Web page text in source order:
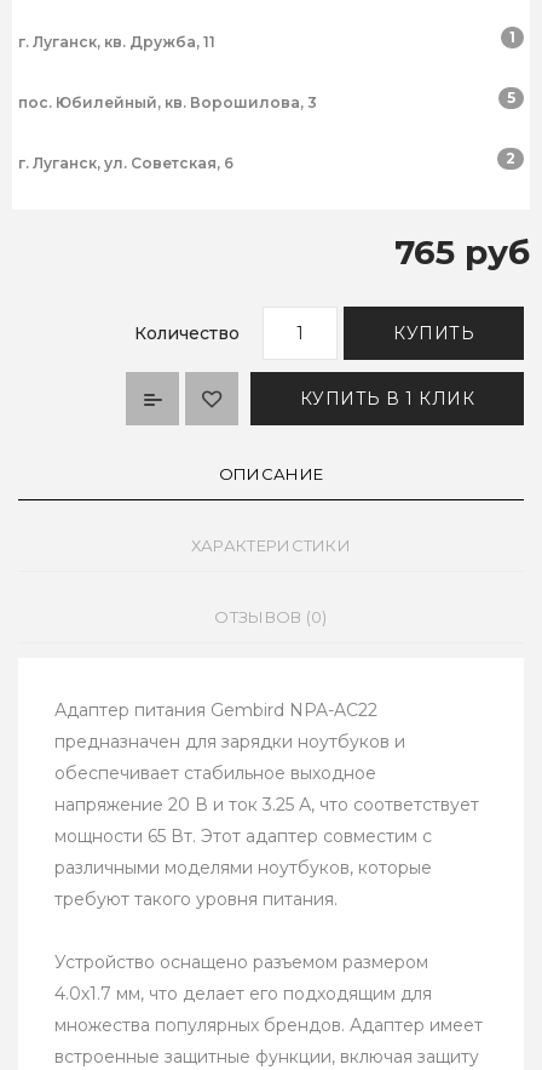
г. Луганск, кв. Дружба, 11 1
пос. Юбилейный, кв. Ворошилова, 3 5
г. Луганск, ул. Советская, 6 2
765 руб
Количество КУПИТЬ
КУПИТЬ В 1 КЛИК
ОПИСАНИЕ
ХАРАКТЕРИСТИКИ
ОТЗЫВОВ (0)
Адаптер питания Gembird NPA-AC22
предназначен для зарядки ноутбуков и
обеспечивает стабильное выходное
напряжение 20 В и ток 3.25 А, что соответствует
мощности 65 Вт. Этот адаптер совместим с
различными моделями ноутбуков, которые
требуют такого уровня питания.
Устройство оснащено разъемом размером
4.0х1.7 мм, что делает его подходящим для
множества популярных брендов. Адаптер имеет
встроенные защитные функции, включая защиту